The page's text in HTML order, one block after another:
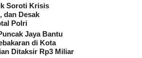
Soroti Krisis
dan Desak
Polri
Jaya Bantu
di Kota
Ditaksir Rp3 Miliar